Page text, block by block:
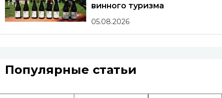
винного туризма
05.08.2026
Популярные статьи